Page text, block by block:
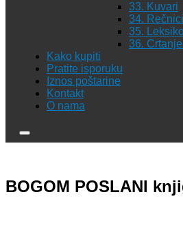
33. Kuvari
34.
35.
36.
Kako kupiti
Pratite isporuku
Iznos poštarine
Kontakt
O nama
BOGOM POSLANI